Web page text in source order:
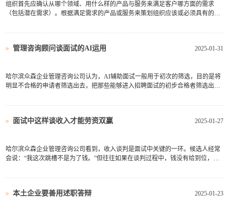
组织首先应确认从哪个领域、用什么样的产品与服务来满足客户哪方面的需求
（包括潜在需求）。根据满足需求的产品或服务来策划组织应该或必须具有的过
活动通常称为过程策划。哈尔滨众森企业管理咨询公司认为，这里包含两个阶
2025-01-31
管理咨询顾问谈面试的AI运用
哈尔滨众森企业管理咨询公司认为，AI辅助面试一般用于初次的筛选，目的是将
明显不合格的申请者筛选出去，把那些能够进入招聘面试的初步合格者筛选出
者以前必须对所有的申请者逐一进行面试，而其中有许多人是根本不合格的。、
2025-01-27
面试中这样谈收入才能劳资双赢
哈尔滨众森企业管理咨询公司看到，收入谈判是面试中关键的一环。候选人经常
会说：“我这次跳槽不是为了钱。”但往往如果在谈判过程中，钱没有给到位，又
薪酬设计缺乏选择，导致候选人“不舒服”；另一种是缺乏实现的可行性的宣传，
2025-01-23
本土企业要善用述职答辩